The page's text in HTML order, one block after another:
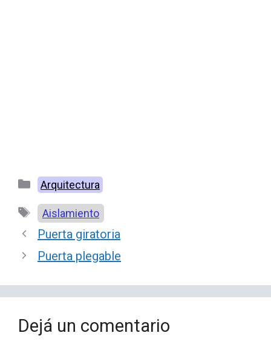
Categorías
Arquitectura
Etiquetas
Aislamiento
Puerta giratoria
Puerta plegable
Dejá un comentario